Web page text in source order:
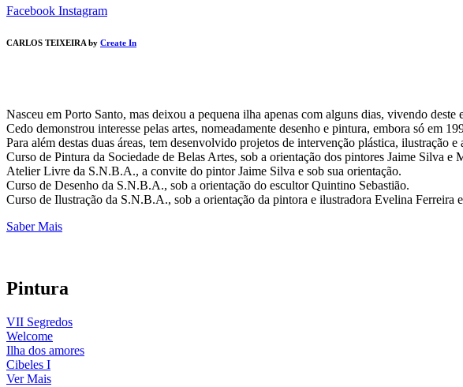
Facebook Instagram
CARLOS TEIXEIRA by Create In
Nasceu em Porto Santo, mas deixou a pequena ilha apenas com alguns dias, vivendo deste
Cedo demonstrou interesse pelas artes, nomeadamente desenho e pintura, embora só em
Para além destas duas áreas, tem desenvolvido projetos de intervenção plástica, ilustração e
Curso de Pintura da Sociedade de Belas Artes, sob a orientação dos pintores Jaime Silva e
Atelier Livre da S.N.B.A., a convite do pintor Jaime Silva e sob sua orientação.
Curso de Desenho da S.N.B.A., sob a orientação do escultor Quintino Sebastião.
Curso de Ilustração da S.N.B.A., sob a orientação da pintora e ilustradora Evelina Ferreira
Saber Mais
Pintura
VII Segredos
Welcome
Ilha dos amores
Cibeles I
Ver Mais